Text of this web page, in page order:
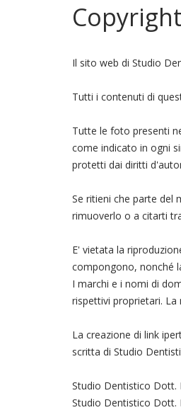
Copyright
Il sito web di Studio
Tutti i contenuti di
Tutte le foto presenti
come indicato in ogni
protetti dai diritti
Se ritieni che parte del
rimuoverlo o a citarti
E' vietata la
compongono, nonché
I marchi e i nomi di
rispettivi proprietari.
La creazione di link
scritta di Studio
Studio Dentistico Dott.
Studio Dentistico Dott.